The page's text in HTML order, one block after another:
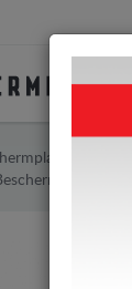
Dacia